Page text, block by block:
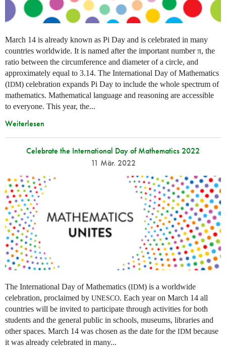
March 14 is already known as Pi Day and is celebrated in many
countries worldwide. It is named after the important number π, the
ratio between the circumference and diameter of a circle, and
approximately equal to 3.14. The International Day of Mathematics
(IDM) celebration expands Pi Day to include the whole spectrum of
mathematics. Mathematical language and reasoning are accessible
to everyone. This year, the...
Weiterlesen
Celebrate the International Day of Mathematics 2022
11 Mär. 2022
The International Day of Mathematics (IDM) is a worldwide
celebration, proclaimed by UNESCO. Each year on March 14 all
countries will be invited to participate through activities for both
students and the general public in schools, museums, libraries and
other spaces. March 14 was chosen as the date for the IDM because
it was already celebrated in many...